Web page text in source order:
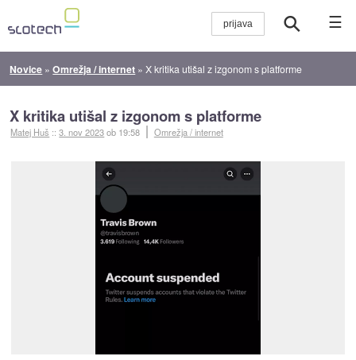
☰
Novice »Omrežja / internet »X kritika utišal z izgonom s platforme
X kritika utišal z izgonom s platforme
Matej Huš ::3. nov 2023ob 19:58 Omrežja / internet